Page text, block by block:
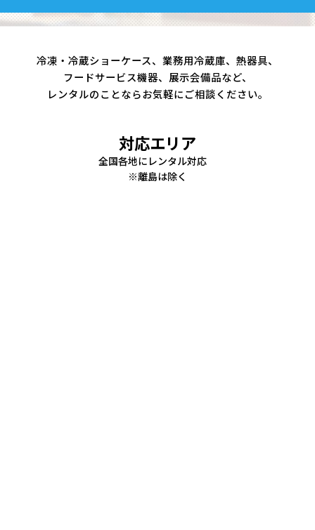
冷凍・冷蔵ショーケース、業務用冷蔵庫、熱器具、
フードサービス機器、展示会備品など、
レンタルのことならお気軽にご相談ください。
対応エリア
全国各地にレンタル対応
※離島は除く